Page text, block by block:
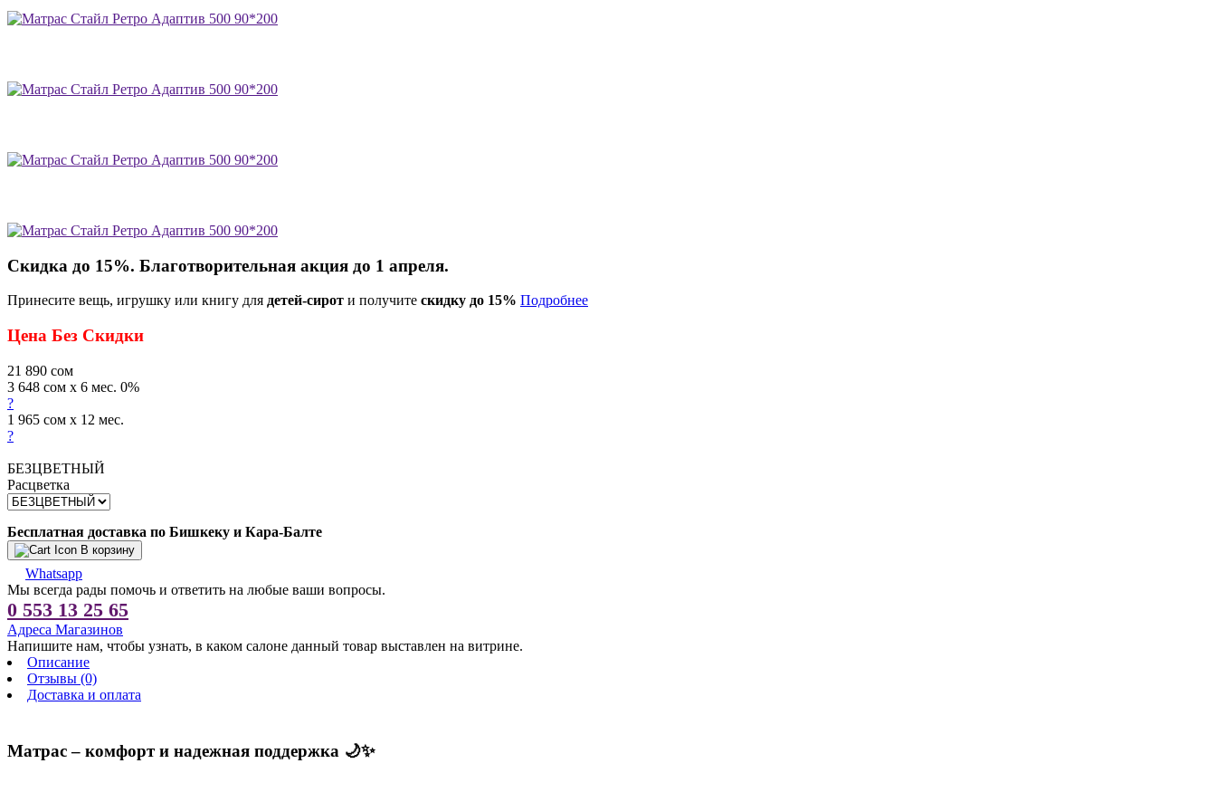
Скидка до 15%. Благотворительная акция до 1 апреля.
Принесите вещь, игрушку или книгу для детей-сирот и получите скидку до 15% Подробнее
Цена Без Скидки
21 890 сом
3 648 сом x 6 мес. 0%
?
1 965 сом x 12 мес.
?
БЕЗЦВЕТНЫЙ
Расцветка
Бесплатная доставка по Бишкеку и Кара-Балте
В корзину
Whatsapp
Мы всегда рады помочь и ответить на любые ваши вопросы.
0 553 13 25 65
Адреса Магазинов
Напишите нам, чтобы узнать, в каком салоне данный товар выставлен на витрине.
Описание
Отзывы (0)
Доставка и оплата
Матрас – комфорт и надежная поддержка 🌙✨